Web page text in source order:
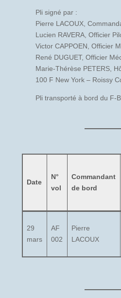
Pli signé par :
Pierre LACOUX,
Lucien RAVERA, Officier
Victor CAPPOEN, Officier
René DUGUET, Officier
Marie-Thérèse PETERS,
100 F New York – Roissy
Pli transporté à bord du F-
Date
N°
vol
Commandant
de bord
29
mars
AF
002
Pierre
LACOUX